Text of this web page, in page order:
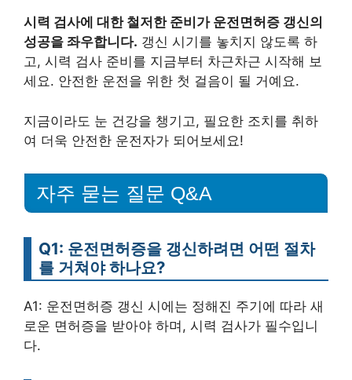
시력 검사에 대한 철저한 준비가 운전면허증 갱신의
성공을 좌우합니다. 갱신 시기를 놓치지 않도록 하
고, 시력 검사 준비를 지금부터 차근차근 시작해 보
세요. 안전한 운전을 위한 첫 걸음이 될 거예요.
지금이라도 눈 건강을 챙기고, 필요한 조치를 취하
여 더욱 안전한 운전자가 되어보세요!
자주 묻는 질문 Q&A
Q1: 운전면허증을 갱신하려면 어떤 절차
를 거쳐야 하나요?
A1: 운전면허증 갱신 시에는 정해진 주기에 따라 새
로운 면허증을 받아야 하며, 시력 검사가 필수입니
다.